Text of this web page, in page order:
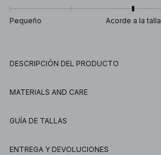
Pequeño Acorde a la talla
DESCRIPCIÓN DEL PRODUCTO
MATERIALS AND CARE
GUÍA DE TALLAS
ENTREGA Y DEVOLUCIONES